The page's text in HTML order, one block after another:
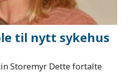
til nytt sykehus
Storemyr Dette fortalte